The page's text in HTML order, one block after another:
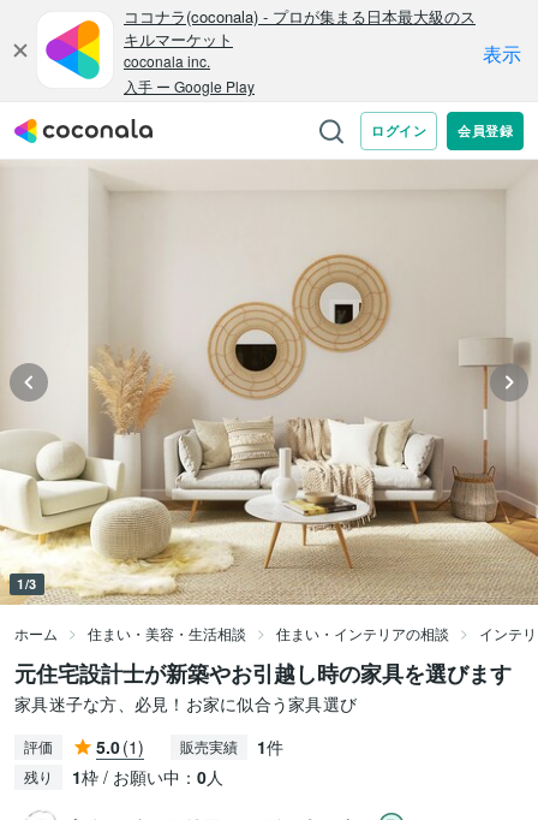
1/3
ホーム 住まい・美容・生活相談 住まい・インテリアの相談 インテ
元住宅設計士が新築やお引越し時の家具を選びます
家具迷子な方、必見！お家に似合う家具選び
評価 5.0(1) 販売実績 1件
残り 1枠 / お願い中： 0人